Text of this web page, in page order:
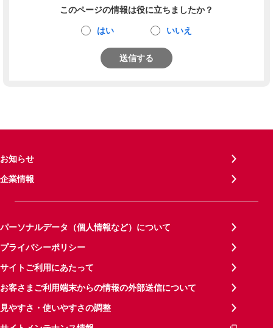
このページの情報は役に立ちましたか？
はい いいえ
送信する
お知らせ
企業情報
パーソナルデータ（個人情報など）について
プライバシーポリシー
サイトご利用にあたって
お客さまご利用端末からの情報の外部送信について
見やすさ・使いやすさの調整